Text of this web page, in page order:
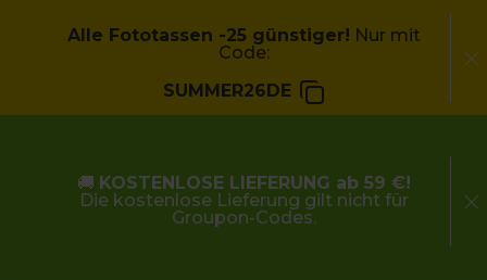
Alle Fototassen -25 günstiger! Nur mit
Code:
SUMMER26DE
🚚 KOSTENLOSE LIEFERUNG ab 59 €!
Die kostenlose Lieferung gilt nicht für
Groupon-Codes.